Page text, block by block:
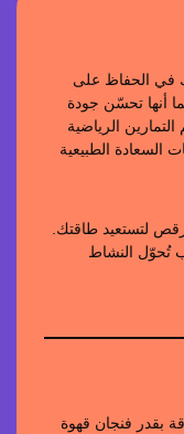
الحفاظ على
تحسّن جودة
الرياضية
الطبيعية
لتستعيد طاقتك.
النشاط